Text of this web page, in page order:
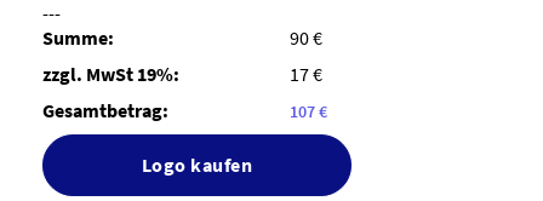
---
Summe:
90 €
zzgl. MwSt 19%:
17 €
Gesamtbetrag:
107 €
Logo kaufen